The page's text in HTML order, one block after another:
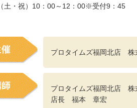
土・祝）10：00～12：00※受付9：45
プロタイムズ福岡北店 株
プロタイムズ福岡北店 株
店長 福本 章宏